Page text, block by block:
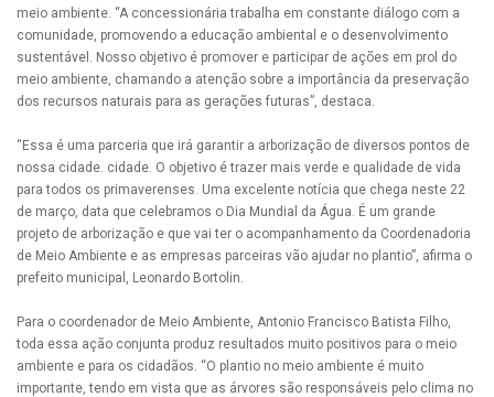
meio ambiente. “A concessionária trabalha em constante diálogo com a
comunidade, promovendo a educação ambiental e o desenvolvimento
sustentável. Nosso objetivo é promover e participar de ações em prol do
meio ambiente, chamando a atenção sobre a importância da preservação
dos recursos naturais para as gerações futuras”, destaca.
“Essa é uma parceria que irá garantir a arborização de diversos pontos de
nossa cidade. cidade. O objetivo é trazer mais verde e qualidade de vida
para todos os primaverenses. Uma excelente notícia que chega neste 22
de março, data que celebramos o Dia Mundial da Água. É um grande
projeto de arborização e que vai ter o acompanhamento da Coordenadoria
de Meio Ambiente e as empresas parceiras vão ajudar no plantio”, afirma o
prefeito municipal, Leonardo Bortolin.
Para o coordenador de Meio Ambiente, Antonio Francisco Batista Filho,
toda essa ação conjunta produz resultados muito positivos para o meio
ambiente e para os cidadãos. “O plantio no meio ambiente é muito
importante, tendo em vista que as árvores são responsáveis pelo clima no